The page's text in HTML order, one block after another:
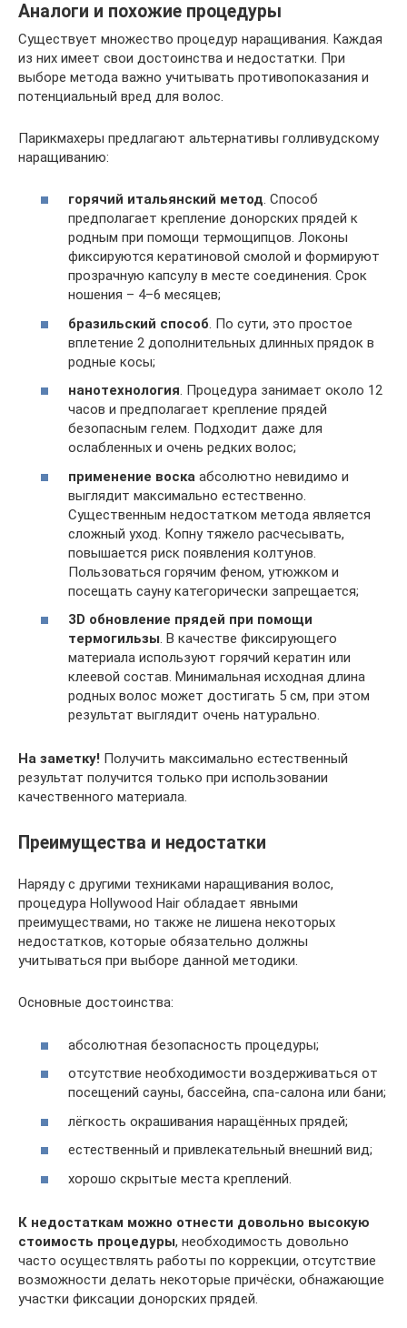
Аналоги и похожие процедуры
Существует множество процедур наращивания. Каждая
из них имеет свои достоинства и недостатки. При
выборе метода важно учитывать противопоказания и
потенциальный вред для волос.
Парикмахеры предлагают альтернативы голливудскому
наращиванию:
горячий итальянский метод. Способ
предполагает крепление донорских прядей к
родным при помощи термощипцов. Локоны
фиксируются кератиновой смолой и формируют
прозрачную капсулу в месте соединения. Срок
ношения – 4–6 месяцев;
бразильский способ . По сути, это простое
вплетение 2 дополнительных длинных прядок в
родные косы;
нанотехнология. Процедура занимает около 12
часов и предполагает крепление прядей
безопасным гелем. Подходит даже для
ослабленных и очень редких волос;
применение воска абсолютно невидимо и
выглядит максимально естественно.
Существенным недостатком метода является
сложный уход. Копну тяжело расчесывать,
повышается риск появления колтунов.
Пользоваться горячим феном, утюжком и
посещать сауну категорически запрещается;
3D обновление прядей при помощи
термогильзы. В качестве фиксирующего
материала используют горячий кератин или
клеевой состав. Минимальная исходная длина
родных волос может достигать 5 см, при этом
результат выглядит очень натурально.
На заметку! Получить максимально естественный
результат получится только при использовании
качественного материала.
Преимущества и недостатки
Наряду с другими техниками наращивания волос,
процедура Hollywood Hair обладает явными
преимуществами, но также не лишена некоторых
недостатков, которые обязательно должны
учитываться при выборе данной методики.
Основные достоинства:
абсолютная безопасность процедуры;
отсутствие необходимости воздерживаться от
посещений сауны, бассейна, спа-салона или бани;
лёгкость окрашивания наращённых прядей;
естественный и привлекательный внешний вид;
хорошо скрытые места креплений.
К недостаткам можно отнести довольно высокую
стоимость процедуры, необходимость довольно
часто осуществлять работы по коррекции, отсутствие
возможности делать некоторые причёски, обнажающие
участки фиксации донорских прядей.